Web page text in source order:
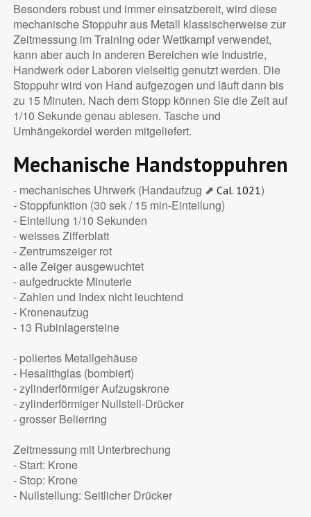
Besonders robust und immer einsatzbereit, wird diese
mechanische Stoppuhr aus Metall klassischerweise zur
Zeitmessung im Training oder Wettkampf verwendet,
kann aber auch in anderen Bereichen wie Industrie,
Handwerk oder Laboren vielseitig genutzt werden. Die
Stoppuhr wird von Hand aufgezogen und läuft dann bis
zu 15 Minuten. Nach dem Stopp können Sie die Zeit auf
1/10 Sekunde genau ablesen. Tasche und
Umhängekordel werden mitgeliefert.
Mechanische Handstoppuhren
- mechanisches Uhrwerk (Handaufzug ⬈ Cal. 1021)
- Stoppfunktion (30 sek / 15 min-Einteilung)
- Einteilung 1/10 Sekunden
- weisses Zifferblatt
- Zentrumszeiger rot
- alle Zeiger ausgewuchtet
- aufgedruckte Minuterie
- Zahlen und Index nicht leuchtend
- Kronenaufzug
- 13 Rubinlagersteine
- poliertes Metallgehäuse
- Hesalithglas (bombiert)
- zylinderförmiger Aufzugskrone
- zylinderförmiger Nullstell-Drücker
- grosser Belierring
Zeitmessung mit Unterbrechung
- Start: Krone
- Stop: Krone
- Nullstellung: Seitlicher Drücker